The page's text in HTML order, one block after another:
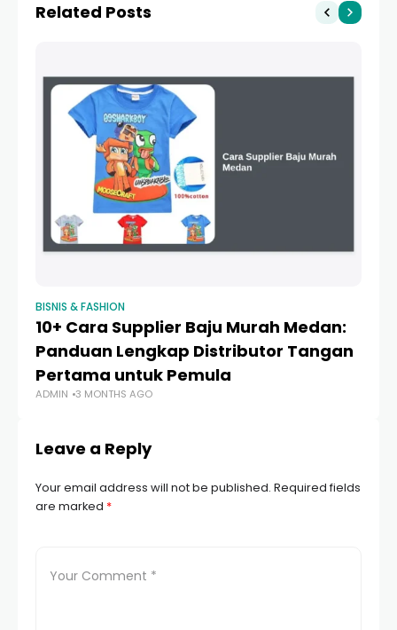
Berbasis Syariah
Related Posts
BISNIS & FASHION
10+ Cara Supplier Baju Murah Medan:
Panduan Lengkap Distributor Tangan
Pertama untuk Pemula
ADMIN 3 MONTHS AGO
Leave a Reply
Your email address will not be published. Required fields
are marked *